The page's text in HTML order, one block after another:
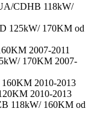
CDHB 118kW/
125kW/ 170KM od
2007-2011
170KM 2007-
2010-2013
2010-2013
118kW/ 160KM od